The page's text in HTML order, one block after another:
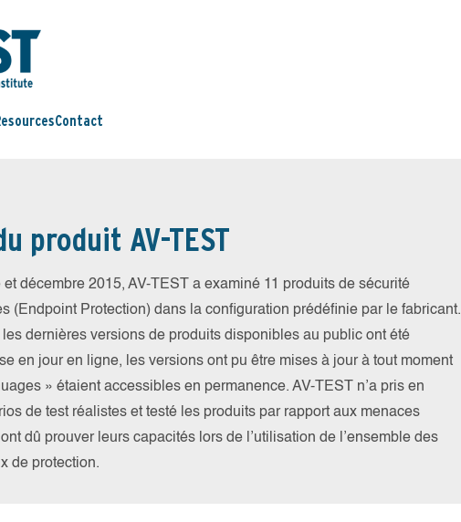
Contact
produit AV-TEST
décembre 2015, AV-TEST a examiné 11 produits de sécurité
(Endpoint Protection) dans la configuration prédéfinie par le fabricant.
les dernières versions de produits disponibles au public ont été
en jour en ligne, les versions ont pu être mises à jour à tout moment
» étaient accessibles en permanence. AV-TEST n’a pris en
de test réalistes et testé les produits par rapport aux menaces
dû prouver leurs capacités lors de l’utilisation de l’ensemble des
de protection.